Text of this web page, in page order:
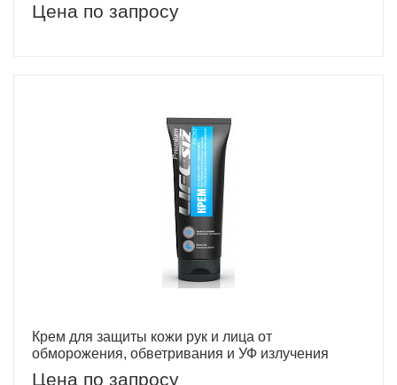
Цена по запросу
Крем для защиты кожи рук и лица от
обморожения, обветривания и УФ излучения
Цена по запросу